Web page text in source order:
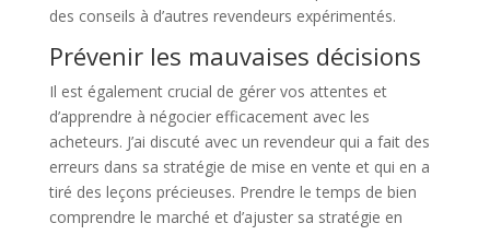
des conseils à d’autres revendeurs expérimentés.
Prévenir les mauvaises décisions
Il est également crucial de gérer vos attentes et
d’apprendre à négocier efficacement avec les
acheteurs. J’ai discuté avec un revendeur qui a fait des
erreurs dans sa stratégie de mise en vente et qui en a
tiré des leçons précieuses. Prendre le temps de bien
comprendre le marché et d’ajuster sa stratégie en